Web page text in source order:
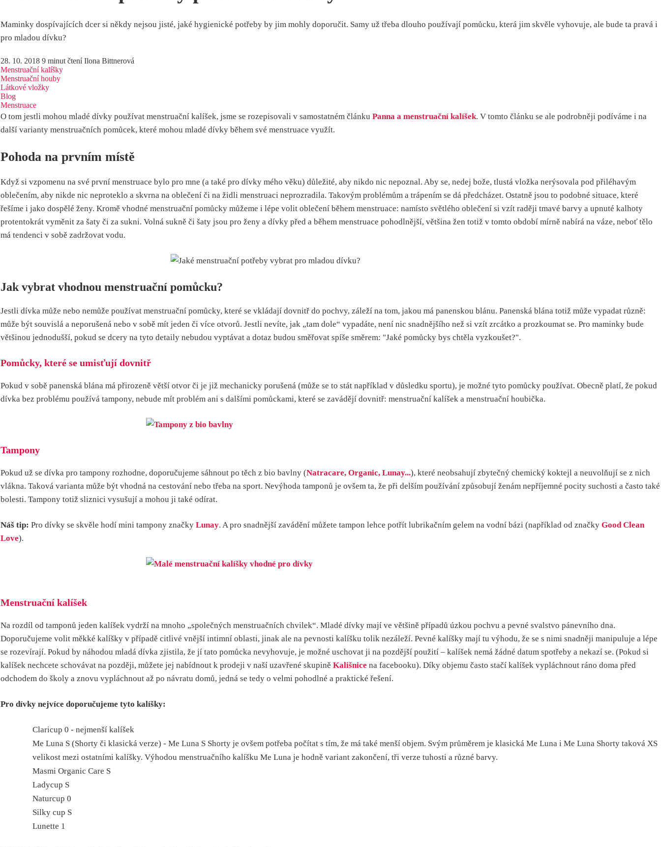
Maminky dospívajících dcer si někdy nejsou jisté, jaké hygienické potřeby by jim mohly doporučit. Samy už třeba dlouho používají pomůcku, která jim skvěle vyhovuje, ale bude ta pravá i
pro mladou dívku?
28. 10. 2018 9 minut čtení Ilona Bittnerová
Menstruační kalíšky
Menstruační houby
Látkové vložky
Blog
Menstruace
O tom jestli mohou mladé dívky používat menstruační kalíšek, jsme se rozepisovali v samostatném článku Panna a menstruační kalíšek. V tomto článku se ale podrobněji podíváme i na
další varianty menstruačních pomůcek, které mohou mladé dívky během své menstruace využít.
Pohoda na prvním místě
Když si vzpomenu na své první menstruace bylo pro mne (a také pro dívky mého věku) důležité, aby nikdo nic nepoznal. Aby se, nedej bože, tlustá vložka nerýsovala pod přiléhavým
oblečením, aby nikde nic neproteklo a skvrna na oblečení či na židli menstruaci neprozradila. Takovým problémům a trápením se dá předcházet. Ostatně jsou to podobné situace, které
řešíme i jako dospělé ženy. Kromě vhodné menstruační pomůcky můžeme i lépe volit oblečení během menstruace: namísto světlého oblečení si vzít raději tmavé barvy a upnuté kalhoty
protentokrát vyměnit za šaty či za sukni. Volná sukně či šaty jsou pro ženy a dívky před a během menstruace pohodlnější, většina žen totiž v tomto období mírně nabírá na váze, neboť tělo
má tendenci v sobě zadržovat vodu.
Jak vybrat vhodnou menstruační pomůcku?
Jestli dívka může nebo nemůže používat menstruační pomůcky, které se vkládají dovnitř do pochvy, záleží na tom, jakou má panenskou blánu. Panenská blána totiž může vypadat různě:
může být souvislá a neporušená nebo v sobě mít jeden či více otvorů. Jestli nevíte, jak „tam dole“ vypadáte, není nic snadnějšího než si vzít zrcátko a prozkoumat se. Pro maminky bude
většinou jednodušší, pokud se dcery na tyto detaily nebudou vyptávat a dotaz budou směřovat spíše směrem: "Jaké pomůcky bys chtěla vyzkoušet?".
Pomůcky, které se umisťují dovnitř
Pokud v sobě panenská blána má přirozeně větší otvor či je již mechanicky porušená (může se to stát například v důsledku sportu), je možné tyto pomůcky používat. Obecně platí, že pokud
dívka bez problému používá tampony, nebude mít problém ani s dalšími pomůckami, které se zavádějí dovnitř: menstruační kalíšek a menstruační houbička.
Tampony
Pokud už se dívka pro tampony rozhodne, doporučujeme sáhnout po těch z bio bavlny (Natracare, Organic, Lunay...), které neobsahují zbytečný chemický koktejl a neuvolňují se z nich
vlákna. Taková varianta může být vhodná na cestování nebo třeba na sport. Nevýhoda tamponů je ovšem ta, že při delším používání způsobují ženám nepříjemné pocity suchosti a často také
bolesti. Tampony totiž sliznici vysušují a mohou ji také odírat.
Náš tip: Pro dívky se skvěle hodí mini tampony značky Lunay. A pro snadnější zavádění můžete tampon lehce potřít lubrikačním gelem na vodní bázi (například od značky Good Clean
Love).
Menstruační kalíšek
Na rozdíl od tamponů jeden kalíšek vydrží na mnoho „společných menstruačních chvilek“. Mladé dívky mají ve většině případů úzkou pochvu a pevné svalstvo pánevního dna.
Doporučujeme volit měkké kalíšky v případě citlivé vnější intimní oblasti, jinak ale na pevnosti kalíšku tolik nezáleží. Pevné kalíšky mají tu výhodu, že se s nimi snadněji manipuluje a lépe
se rozevírají. Pokud by náhodou mladá dívka zjistila, že jí tato pomůcka nevyhovuje, je možné uschovat ji na pozdější použití – kalíšek nemá žádné datum spotřeby a nekazí se. (Pokud si
kalíšek nechcete schovávat na později, můžete jej nabídnout k prodeji v naší uzavřené skupině Kališnice na facebooku). Díky objemu často stačí kalíšek vypláchnout ráno doma před
odchodem do školy a znovu vypláchnout až po návratu domů, jedná se tedy o velmi pohodlné a praktické řešení.
Pro dívky nejvíce doporučujeme tyto kalíšky:
Claricup 0 - nejmenší kalíšek
Me Luna S (Shorty či klasická verze) - Me Luna S Shorty je ovšem potřeba počítat s tím, že má také menší objem. Svým průměrem je klasická Me Luna i Me Luna Shorty taková XS
velikost mezi ostatními kalíšky. Výhodou menstruačního kalíšku Me Luna je hodně variant zakončení, tři verze tuhosti a různé barvy.
Masmi Organic Care S
Ladycup S
Naturcup 0
Silky cup S
Lunette 1